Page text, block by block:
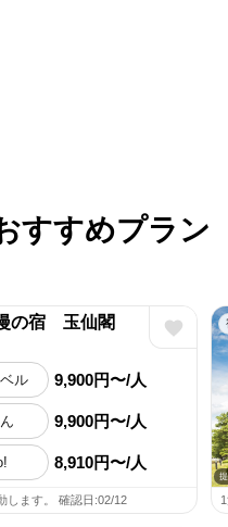
すすめプラン
の宿 玉仙閣
ル 9,900円〜/人
9,900円〜/人
8,910円〜/人
します。 確認日:02/12